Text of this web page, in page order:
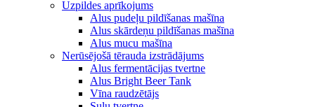
Uzpildes aprīkojums
Alus pudeļu pildīšanas mašīna
Alus skārdeņu pildīšanas mašīna
Alus mucu mašīna
Nerūsējošā tērauda izstrādājums
Alus fermentācijas tvertne
Alus Bright Beer Tank
Vīna raudzētājs